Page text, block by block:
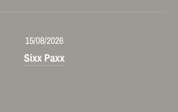
15/08/2026
Sixx Paxx